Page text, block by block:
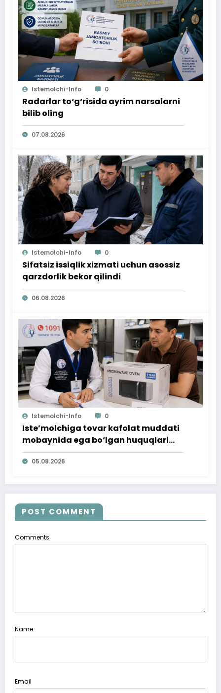
Istemolchi-Info 0
Radarlar to‘g‘risida ayrim narsalarni
bilib oling
07.08.2026
Istemolchi-Info 0
Sifatsiz issiqlik xizmati uchun asossiz
qarzdorlik bekor qilindi
06.08.2026
Istemolchi-Info 0
Iste’molchiga tovar kafolat muddati
mobaynida ega bo‘lgan huquqlari
ta’minlab berildi
05.08.2026
POST COMMENT
Comments
Name
Email